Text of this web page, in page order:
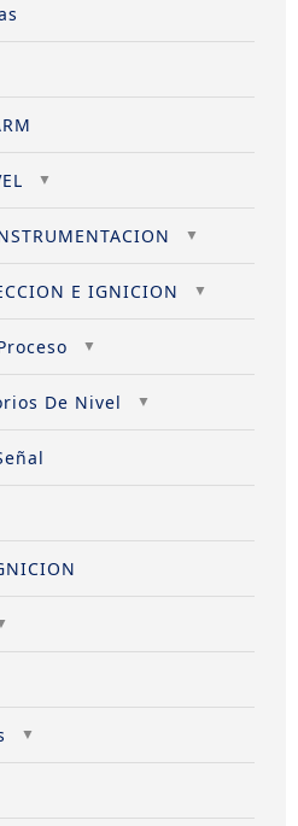
E IGNICION
De Nivel